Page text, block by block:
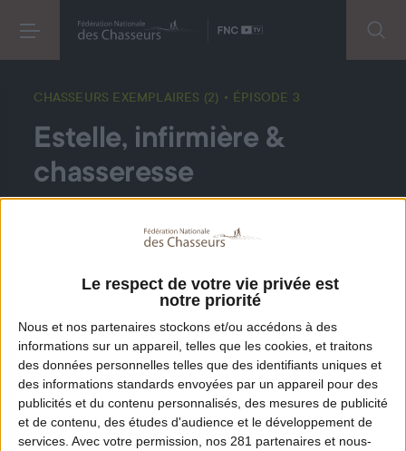
Le respect de votre vie privée est
notre priorité
Nous et nos partenaires stockons et/ou accédons à des
informations sur un appareil, telles que les cookies, et traitons
des données personnelles telles que des identifiants uniques et
des informations standards envoyées par un appareil pour des
publicités et du contenu personnalisés, des mesures de publicité
et de contenu, des études d'audience et le développement de
services. Avec votre permission, nos 281 partenaires et nous-
CHASSEURS EXEMPLAIRES (2) • ÉPISODE 3
Estelle, infirmière &
chasseresse
« Pour moi la chasse, c’est un besoin. » Estelle est
infirmière à domicile, un métier passionnant mais
éprouvant. Pour recharger ses batteries, elle
chasse. Vidéo en partenariat avec Neo.
DANS LA MÊME PLAYLIST DÉCOUVREZ AUSSI
ÉPISODE 1